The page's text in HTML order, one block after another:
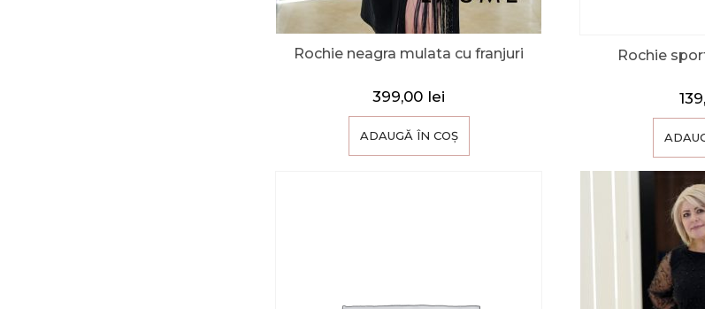
Rochie neagra mulata cu franjuri
399,00 lei
ADAUGĂ ÎN COȘ
Rochie